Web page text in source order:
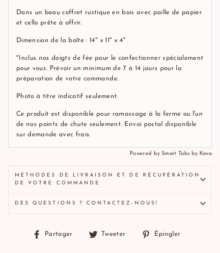
Dans un beau coffret rustique en bois avec paille de papier
et cello prête à offrir.
Dimension de la boîte : 14" x 11" x 4"
*Inclus nos doigts de fée pour le confectionner spécialement
pour vous. Prévoir un minimum de 7 à 14 jours pour la
préparation de votre commande.
Photo à titre indicatif seulement.
Ce produit est disponible pour ramassage à la ferme ou l'un
de nos points de chute seulement. Envoi postal disponible
sur demande avec frais.
Powered by Smart Tabs by Kava
MÉTHODES DE LIVRAISON ET DE RÉCUPÉRATION
DE VOTRE COMMANDE
DES QUESTIONS ? CONTACTEZ-NOUS!
Partager
PartagerTweeter
TweeterÉpingler